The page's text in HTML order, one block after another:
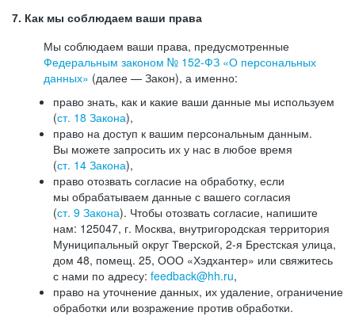
7. Как мы соблюдаем ваши права
Мы соблюдаем ваши права, предусмотренные
Федеральным законом № 152-ФЗ «О персональных
данных» (далее — Закон), а именно:
право знать, как и какие ваши данные мы используем
(ст. 18 Закона),
право на доступ к вашим персональным данным.
Вы можете запросить их у нас в любое время
(ст. 14 Закона),
право отозвать согласие на обработку, если
мы обрабатываем данные с вашего согласия
(ст. 9 Закона). Чтобы отозвать согласие, напишите
нам: 125047, г. Москва, внутригородская территория
Муниципальный округ Тверской, 2-я Брестская улица,
дом 48, помещ. 25, ООО «Хэдхантер» или свяжитесь
с нами по адресу: feedback@hh.ru,
право на уточнение данных, их удаление, ограничение
обработки или возражение против обработки.